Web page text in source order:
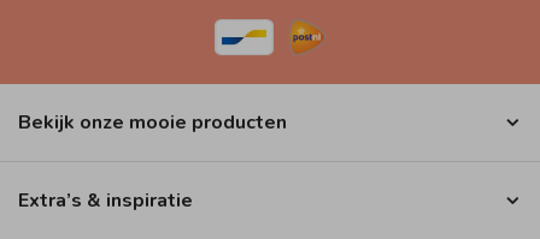
Bekijk onze mooie producten
Extra’s & inspiratie